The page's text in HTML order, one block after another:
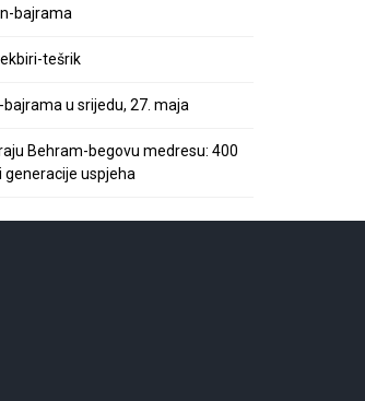
bajrama
tešrik
bajrama u srijedu, 27. maja
Behram-begovu medresu: 400
generacije uspjeha